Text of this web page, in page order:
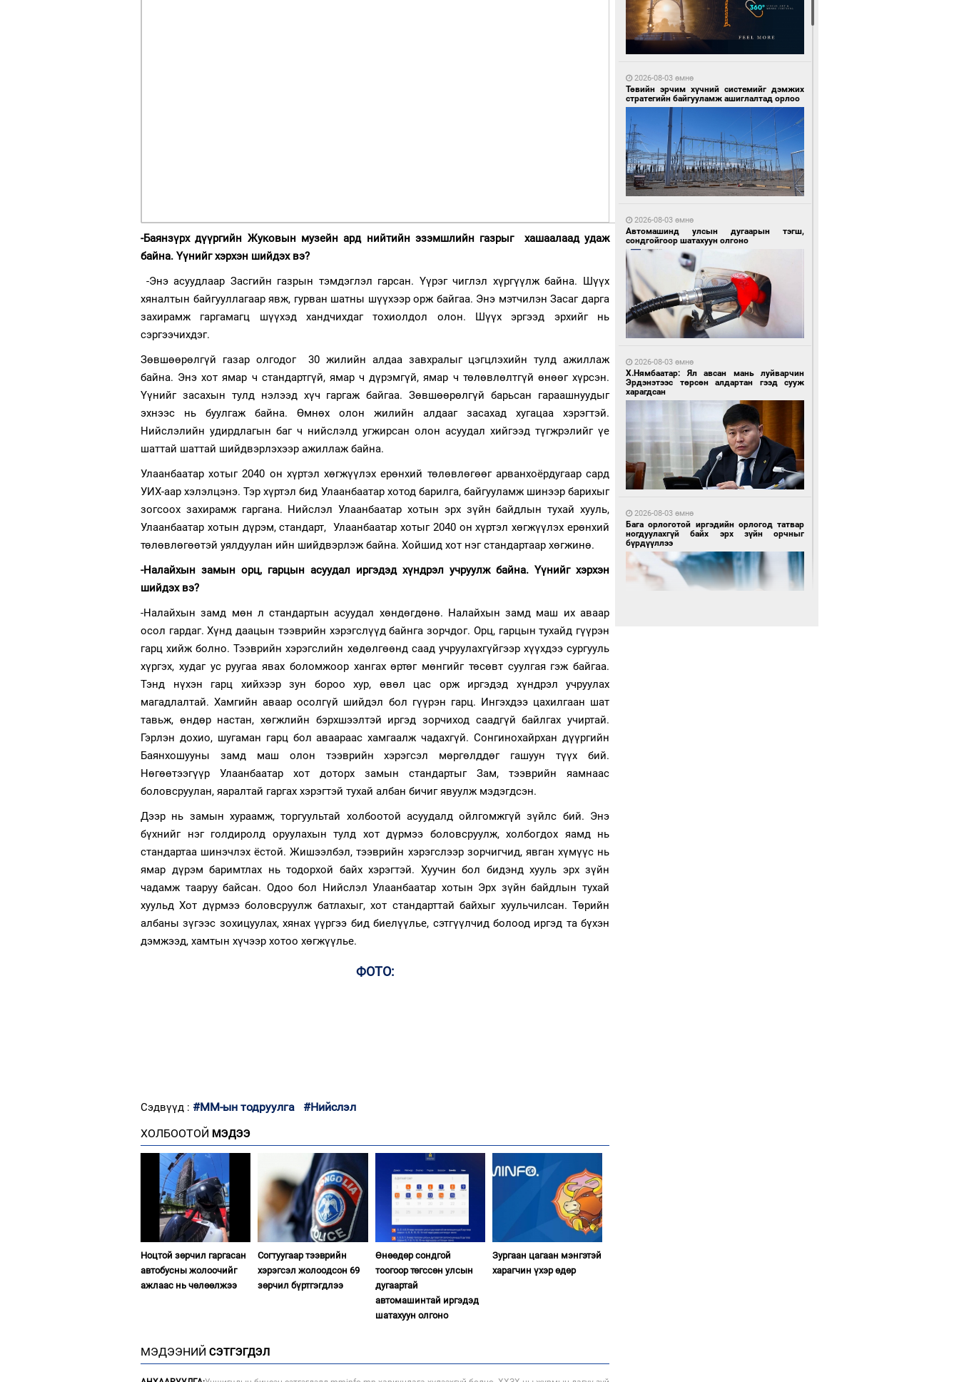
-Баянзүрх дүүргийн Жуковын музейн ард нийтийн эзэмшлийн газрыг хашаалаад удаж
байна. Үүнийг хэрхэн шийдэх вэ?
-Энэ асуудлаар Засгийн газрын тэмдэглэл гарсан. Үүрэг чиглэл хүргүүлж байна. Шүүх
хяналтын байгууллагаар явж, гурван шатны шүүхээр орж байгаа. Энэ мэтчилэн Засаг дарга
захирамж гаргамагц шүүхэд хандчихдаг тохиолдол олон. Шүүх эргээд эрхийг нь
сэргээчихдэг.
Зөвшөөрөлгүй газар олгодог 30 жилийн алдаа завхралыг цэгцлэхийн тулд ажиллаж
байна. Энэ хот ямар ч стандартгүй, ямар ч дүрэмгүй, ямар ч төлөвлөлтгүй өнөөг хүрсэн.
Үүнийг засахын тулд нэлээд хүч гаргаж байгаа. Зөвшөөрөлгүй барьсан гараашнуудыг
эхнээс нь буулгаж байна. Өмнөх олон жилийн алдааг засахад хугацаа хэрэгтэй.
Нийслэлийн удирдлагын баг ч нийслэлд угжирсан олон асуудал хийгээд түгжрэлийг үе
шаттай шаттай шийдвэрлэхээр ажиллаж байна.
Улаанбаатар хотыг 2040 он хүртэл хөгжүүлэх ерөнхий төлөвлөгөөг арванхоёрдугаар сард
УИХ-аар хэлэлцэнэ. Тэр хүртэл бид Улаанбаатар хотод барилга, байгууламж шинээр барихыг
зогсоох захирамж гаргана. Нийслэл Улаанбаатар хотын эрх зүйн байдлын тухай хууль,
Улаанбаатар хотын дүрэм, стандарт, Улаанбаатар хотыг 2040 он хүртэл хөгжүүлэх ерөнхий
төлөвлөгөөтэй уялдуулан ийн шийдвэрлэж байна. Хойшид хот нэг стандартаар хөгжинө.
-Налайхын замын орц, гарцын асуудал иргэдэд хүндрэл учруулж байна. Үүнийг хэрхэн
шийдэх вэ?
-Налайхын замд мөн л стандартын асуудал хөндөгдөнө. Налайхын замд маш их аваар
осол гардаг. Хүнд даацын тээврийн хэрэгслүүд байнга зорчдог. Орц, гарцын тухайд гүүрэн
гарц хийж болно. Тээврийн хэрэгслийн хөдөлгөөнд саад учруулахгүйгээр хүүхдээ сургууль
хүргэх, худаг ус руугаа явах боломжоор хангах өртөг мөнгийг төсөвт суулгая гэж байгаа.
Тэнд нүхэн гарц хийхээр зун бороо хур, өвөл цас орж иргэдэд хүндрэл учруулах
магадлалтай. Хамгийн аваар осолгүй шийдэл бол гүүрэн гарц. Ингэхдээ цахилгаан шат
тавьж, өндөр настан, хөгжлийн бэрхшээлтэй иргэд зорчиход саадгүй байлгах учиртай.
Гэрлэн дохио, шугаман гарц бол аваараас хамгаалж чадахгүй. Сонгинохайрхан дүүргийн
Баянхошууны замд маш олон тээврийн хэрэгсэл мөргөлддөг гашуун түүх бий.
Нөгөөтээгүүр Улаанбаатар хот доторх замын стандартыг Зам, тээврийн яамнаас
боловсруулан, яаралтай гаргах хэрэгтэй тухай албан бичиг явуулж мэдэгдсэн.
Дээр нь замын хураамж, торгуультай холбоотой асуудалд ойлгомжгүй зүйлс бий. Энэ
бүхнийг нэг голдиролд оруулахын тулд хот дүрмээ боловсруулж, холбогдох яамд нь
стандартаа шинэчлэх ёстой. Жишээлбэл, тээврийн хэрэгслээр зорчигчид, явган хүмүүс нь
ямар дүрэм баримтлах нь тодорхой байх хэрэгтэй. Хуучин бол бидэнд хууль эрх зүйн
чадамж тааруу байсан. Одоо бол Нийслэл Улаанбаатар хотын Эрх зүйн байдлын тухай
хуульд Хот дүрмээ боловсруулж батлахыг, хот стандарттай байхыг хуульчилсан. Төрийн
албаны зүгээс зохицуулах, хянах үүргээ бид биелүүлье, сэтгүүлчид болоод иргэд та бүхэн
дэмжээд, хамтын хүчээр хотоо хөгжүүлье.
ФОТО:
Сэдвүүд : #ММ-ын тодруулга
#Нийслэл
ХОЛБООТОЙ МЭДЭЭ
Ноцтой зөрчил гаргасан
автобусны жолоочийг
ажлаас нь чөлөөлжээ
Согтуугаар тээврийн
хэрэгсэл жолоодсон 69
зөрчил бүртгэгдлээ
Өнөөдөр сондгой
тоогоор төгссөн улсын
дугаартай
автомашинтай иргэдэд
шатахуун олгоно
Зургаан цагаан мэнгэтэй
харагчин үхэр өдөр
МЭДЭЭНИЙ СЭТГЭГДЭЛ
12 цагийн өмнө өмнө
Өнөөдөр сондгой тоогоор төгссөн улсын
дугаартай автомашинтай иргэдэд шатахуун
олгоно
12 цагийн өмнө өмнө
УИХ-ын дарга С.Бямбацогт Сутай хайрхны
тэнгэрийг тахих тахилгад оролцлоо
12 цагийн өмнө өмнө
Зургаан цагаан мэнгэтэй харагчин үхэр
өдөр
12 цагийн өмнө өмнө
Бороо орохгүй, өдөртөө 28-30 хэм дулаан
байна
1 өдрийн өмнө өмнө
2026-08-03 өмнө
Төвийн эрчим хүчний системийг дэмжих
стратегийн байгууламж ашиглалтад орлоо
2026-08-03 өмнө
Автомашинд улсын дугаарын тэгш,
сондгойгоор шатахуун олгоно
2026-08-03 өмнө
Х.Нямбаатар: Ял авсан мань луйварчин
Эрдэнэтээс төрсөн алдартан гээд сууж
харагдсан
2026-08-03 өмнө
Бага орлоготой иргэдийн орлогод татвар
ногдуулахгүй байх эрх зүйн орчныг
бүрдүүллээ